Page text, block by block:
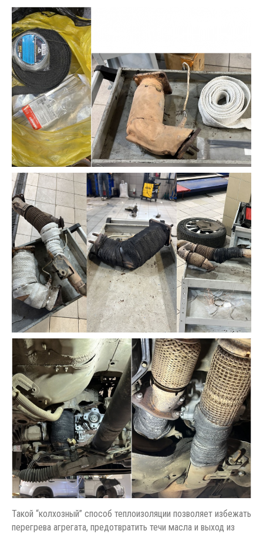
Такой “колхозный” способ теплоизоляции позволяет избежать
перегрева агрегата, предотвратить течи масла и выход из